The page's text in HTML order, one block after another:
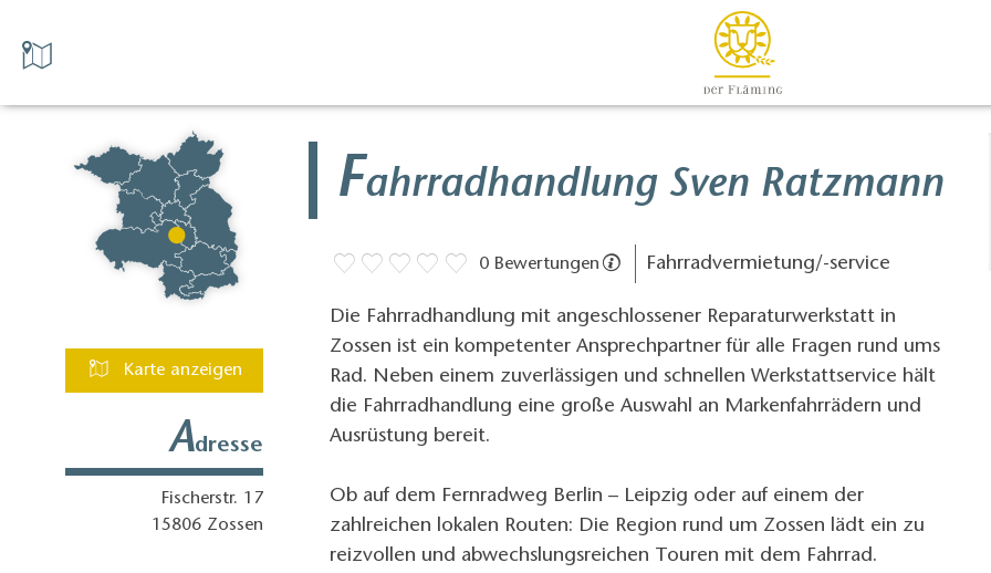
Karte anzeigen
Adresse
Fischerstr. 17
15806 Zossen
Fahrradhandlung Sven Ratzmann
0 Bewertungen Fahrradvermietung/-service
Die Fahrradhandlung mit angeschlossener Reparaturwerkstatt in
Zossen ist ein kompetenter Ansprechpartner für alle Fragen rund ums
Rad. Neben einem zuverlässigen und schnellen Werkstattservice hält
die Fahrradhandlung eine große Auswahl an Markenfahrrädern und
Ausrüstung bereit.
Ob auf dem Fernradweg Berlin – Leipzig oder auf einem der
zahlreichen lokalen Routen: Die Region rund um Zossen lädt ein zu
reizvollen und abwechslungsreichen Touren mit dem Fahrrad.